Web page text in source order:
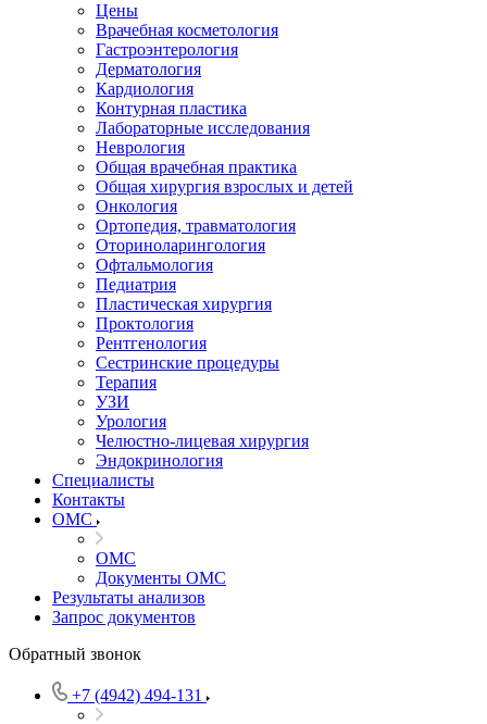
Цены
Врачебная косметология
Гастроэнтерология
Дерматология
Кардиология
Контурная пластика
Лабораторные исследования
Неврология
Общая врачебная практика
Общая хирургия взрослых и детей
Онкология
Ортопедия, травматология
Оториноларингология
Офтальмология
Педиатрия
Пластическая хирургия
Проктология
Рентгенология
Сестринские процедуры
Терапия
УЗИ
Урология
Челюстно-лицевая хирургия
Эндокринология
Специалисты
Контакты
ОМС
ОМС
Документы ОМС
Результаты анализов
Запрос документов
Обратный звонок
+7 (4942) 494-131